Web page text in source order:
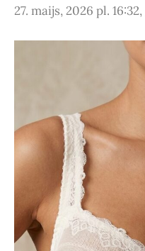
27. maijs, 2026 pl. 16:32,